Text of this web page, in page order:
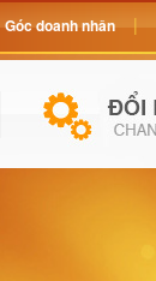
Góc doanh nhân